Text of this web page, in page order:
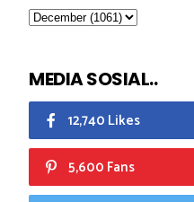
MEDIA SOSIAL..
12,740 Likes
5,600 Fans